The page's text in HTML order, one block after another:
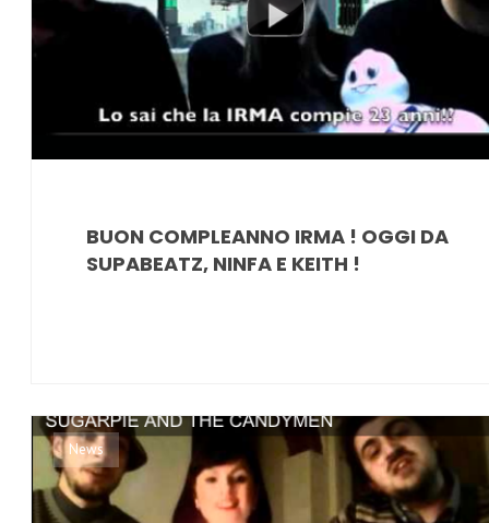
BUON COMPLEANNO IRMA ! OGGI DA
SUPABEATZ, NINFA E KEITH !
News